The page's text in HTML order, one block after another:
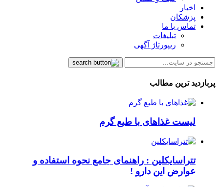
اخبار
پزشکان
تماس با ما
تبلیغات
ریپورتاژ آگهی
پربازدید ترین مطالب
لیست غذاهای با طبع گرم
تتراسایکلین : راهنمای جامع نحوه استفاده و
عوارض این دارو !